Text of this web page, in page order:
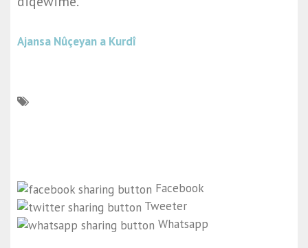
Ajansa Nûçeyan a Kurdî
Facebook
Tweeter
Whatsapp